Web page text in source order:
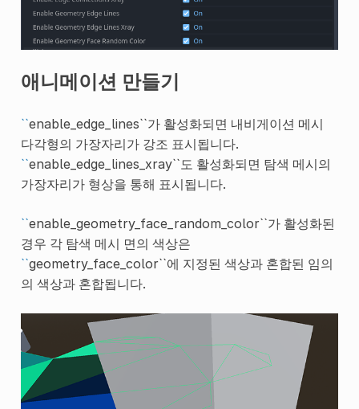
애니메이션 만들기
``enable_edge_lines``가 활성화되면 내비게이션 메시
다각형의 가장자리가 강조 표시됩니다.
``enable_edge_lines_xray``도 활성화되면 탐색 메시의
가장자리가 형상을 통해 표시됩니다.
``enable_geometry_face_random_color``가 활성화된
경우 각 탐색 메시 면의 색상은
``geometry_face_color``에 지정된 색상과 혼합된 임의
의 색상과 혼합됩니다.